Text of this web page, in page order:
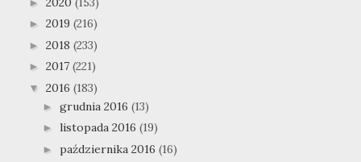
► 2019 (216)
► 2018 (233)
► 2017 (221)
▼ 2016 (183)
► grudnia 2016 (13)
► listopada 2016 (19)
► października 2016 (16)